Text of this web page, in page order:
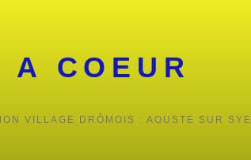
A COEUR
VILLAGE DRÔMOIS : AOUSTE SUR SYE